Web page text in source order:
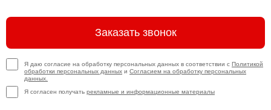
Заказать звонок
Я даю согласие на обработку персональных данных в соответствии с Политикой
обработки персональных данных и Согласием на обработку персональных
данных.
Я согласен получать рекламные и информационные материалы